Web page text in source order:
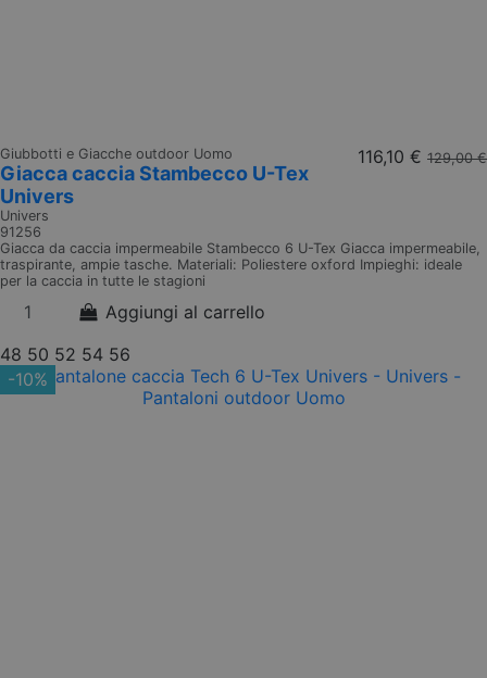
Giubbotti e Giacche outdoor Uomo
Giacca caccia Stambecco U-Tex
Univers
Univers
91256
116,10 € 129,00 €
Giacca da caccia impermeabile Stambecco 6 U-Tex Giacca impermeabile,
traspirante, ampie tasche. Materiali: Poliestere oxford Impieghi: ideale
per la caccia in tutte le stagioni
Aggiungi al carrello
48 50 52 54 56
-10%